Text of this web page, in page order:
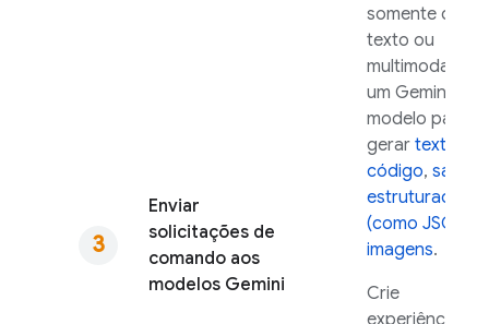
Enviar
solicitações de
comando aos
modelos Gemini
somente de
texto ou
multimodais a
um Gemini
modelo para
gerar texto e
código, saída
estruturada
(como JSON)
imagens.
Crie
experiências